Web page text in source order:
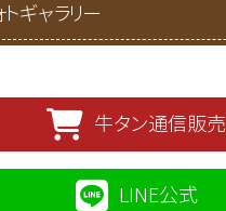
トギャラリー
牛タン通信販売
LINE公式